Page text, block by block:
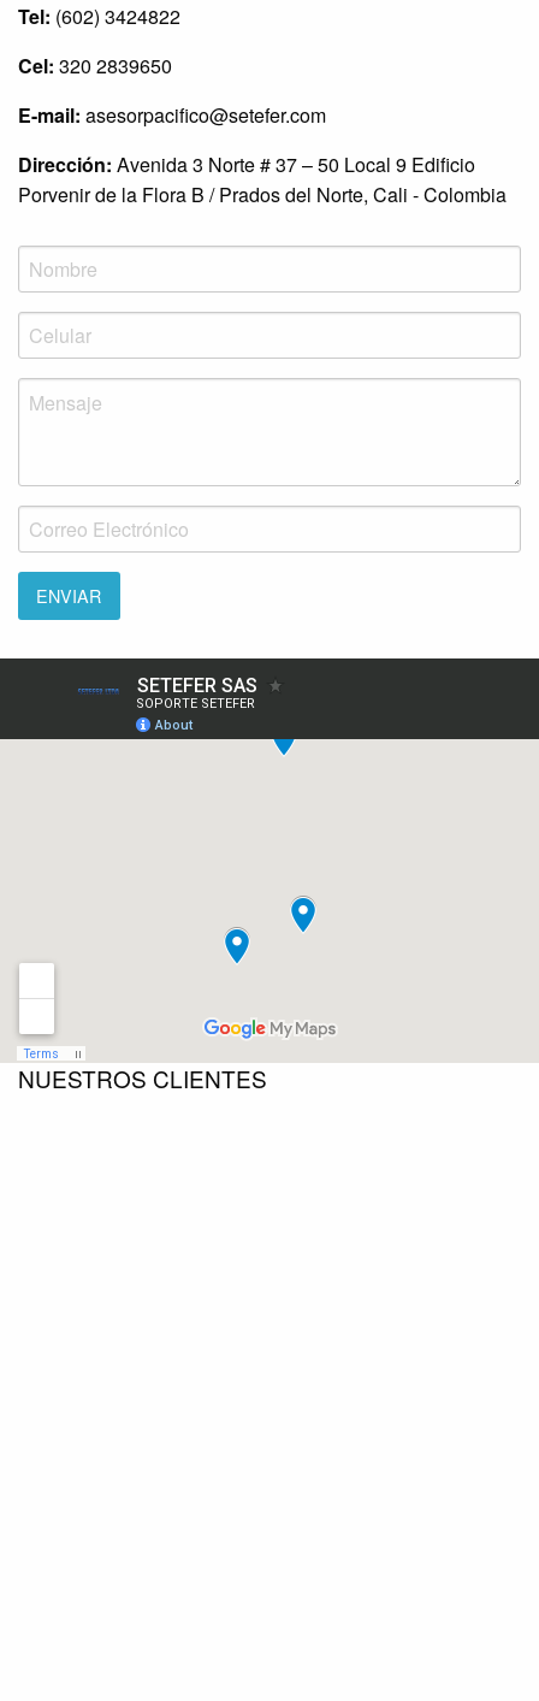
Tel: (602) 3424822
Cel: 320 2839650
E-mail: asesorpacifico@setefer.com
Dirección: Avenida 3 Norte # 37 – 50 Local 9 Edificio
Porvenir de la Flora B / Prados del Norte, Cali - Colombia
NUESTROS CLIENTES